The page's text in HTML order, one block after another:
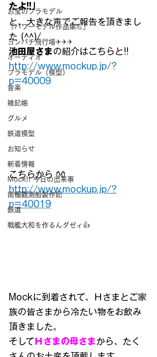
お宝のプラモデル
『パワーモデル作品集💪』
ヨンパチ飛行場✈✈✈
オーディオ
プラモデル（模型）
音楽
雑記帳
グルメ
鉄道模型
お知らせ
新着情報
Mock!! 今日の出来事
南極観測船製作記
鉄道
戦艦大和を作るんダゼィ👍
たよ!!」
と、大きな声でご報告を頂きまし
た (^^)/
池田屋さまの紹介はこちらと!!
http://www.mockup.jp/?
p=40009
こちらから 👐
http://www.mockup.jp/?
p=40019
Mockに到着されて、Ｈさまとご家
族の皆さまから冷たい物をお飲み
頂きました。
そして Ｈさまの母さまから、たく